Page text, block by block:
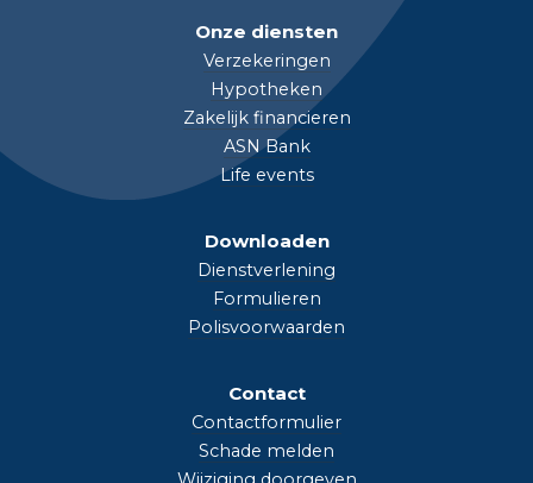
Onze diensten
Verzekeringen
Hypotheken
Zakelijk financieren
ASN Bank
Life events
Downloaden
Dienstverlening
Formulieren
Polisvoorwaarden
Contact
Contactformulier
Schade melden